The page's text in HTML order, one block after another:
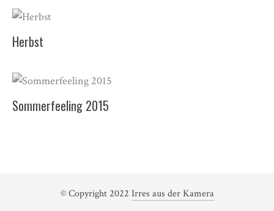
Herbst
Sommerfeeling 2015
© Copyright 2022 Irres aus der Kamera